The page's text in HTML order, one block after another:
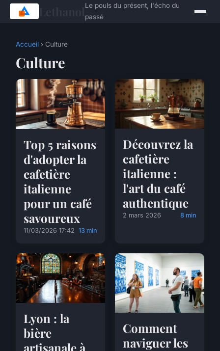
Le pouls du présent, l'écho du
passé
Accueil › Culture
Culture
Top 5 raisons
d'adopter la
cafetière
italienne
pour un café
savoureux
11/03/2026 17:42 13 min
Découvrez la
cafetière
italienne :
l'art du café
authentique
2 mars 2026 8 min
Lyon : la
bière
artisanale à
Comment
naviguer les